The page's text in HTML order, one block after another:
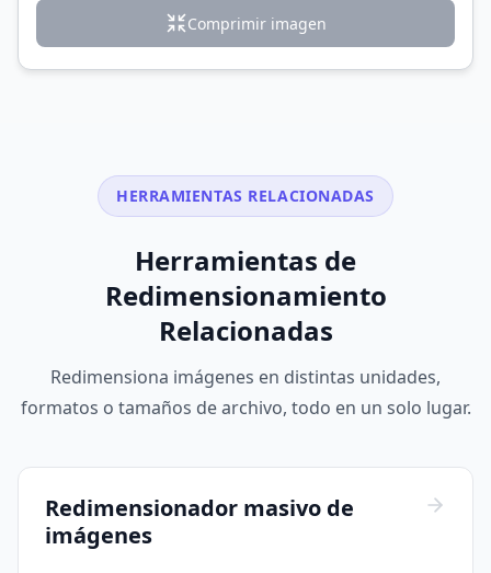
Comprimir imagen
HERRAMIENTAS RELACIONADAS
Herramientas de
Redimensionamiento
Relacionadas
Redimensiona imágenes en distintas unidades,
formatos o tamaños de archivo, todo en un solo lugar.
Redimensionador masivo de
imágenes